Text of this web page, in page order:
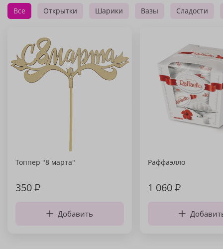
Все Открытки Шарики Вазы Сладости
Топпер "8 марта"
350₽
Добавить
Раффаэлло
1 060₽